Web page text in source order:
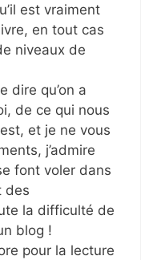
est vraiment
en tout cas
niveaux de
dire qu’on a
de ce qui nous
et je ne vous
j’admire
font voler dans
des
la difficulté de
blog !
pour la lecture